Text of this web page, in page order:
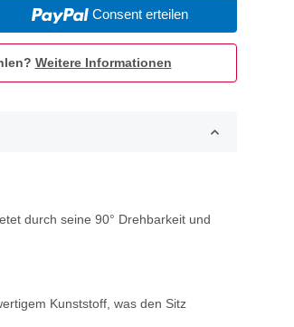
Consent erteilen
Weitere Informationen
durch seine 90° Drehbarkeit und
Kunststoff, was den Sitz